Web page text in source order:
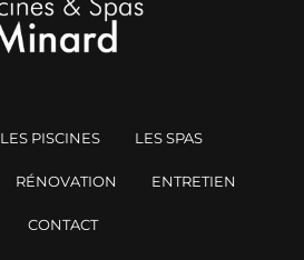
LES PISCINES LES SPAS
RÉNOVATION ENTRETIEN
CONTACT